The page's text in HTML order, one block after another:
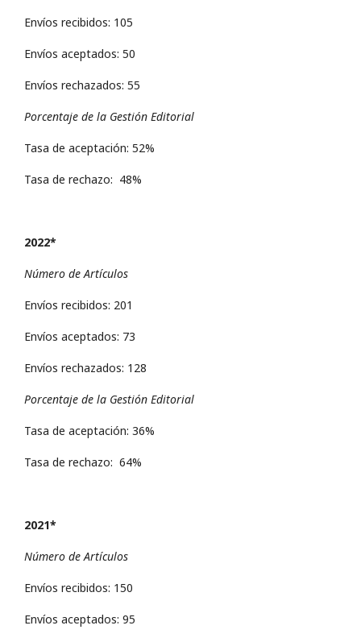
Envíos recibidos: 105
Envíos aceptados: 50
Envíos rechazados: 55
Porcentaje de la Gestión Editorial
Tasa de aceptación: 52%
Tasa de rechazo: 48%
2022*
Número de Artículos
Envíos recibidos: 201
Envíos aceptados: 73
Envíos rechazados: 128
Porcentaje de la Gestión Editorial
Tasa de aceptación: 36%
Tasa de rechazo: 64%
2021*
Número de Artículos
Envíos recibidos: 150
Envíos aceptados: 95